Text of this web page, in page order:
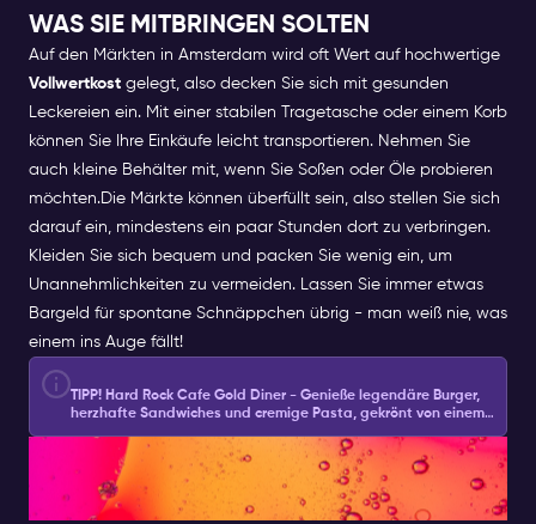
WAS SIE MITBRINGEN SOLTEN
Auf den Märkten in Amsterdam wird oft Wert auf hochwertige
Vollwertkost gelegt, also decken Sie sich mit gesunden
Leckereien ein. Mit einer stabilen Tragetasche oder einem Korb
können Sie Ihre Einkäufe leicht transportieren. Nehmen Sie
auch kleine Behälter mit, wenn Sie Soßen oder Öle probieren
möchten.Die Märkte können überfüllt sein, also stellen Sie sich
darauf ein, mindestens ein paar Stunden dort zu verbringen.
Kleiden Sie sich bequem und packen Sie wenig ein, um
Unannehmlichkeiten zu vermeiden. Lassen Sie immer etwas
Bargeld für spontane Schnäppchen übrig - man weiß nie, was
einem ins Auge fällt!
TIPP! Hard Rock Cafe Gold Diner - Genieße legendäre Burger,
herzhafte Sandwiches und cremige Pasta, gekrönt von einem
GENIEẞEN SIE DIE AROMEN
VON AMSTERDAM